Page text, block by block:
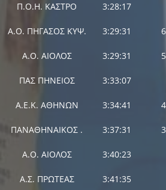
Π.Ο.Η. ΚΑΣΤΡΟ 3:28:17
Α.Ο. ΠΗΓΑΣΟΣ ΚΥΨ. 3:29:31 6
Α.Ο. ΑΙΟΛΟΣ 3:29:31 5
ΠΑΣ ΠΗΝΕΙΟΣ 3:33:07
Α.Ε.Κ. ΑΘΗΝΩΝ 3:34:41 4
ΠΑΝΑΘΗΝΑΙΚΟΣ . 3:37:31 3
Α.Ο. ΑΙΟΛΟΣ 3:40:23
Α.Σ. ΠΡΩΤΕΑΣ 3:41:35